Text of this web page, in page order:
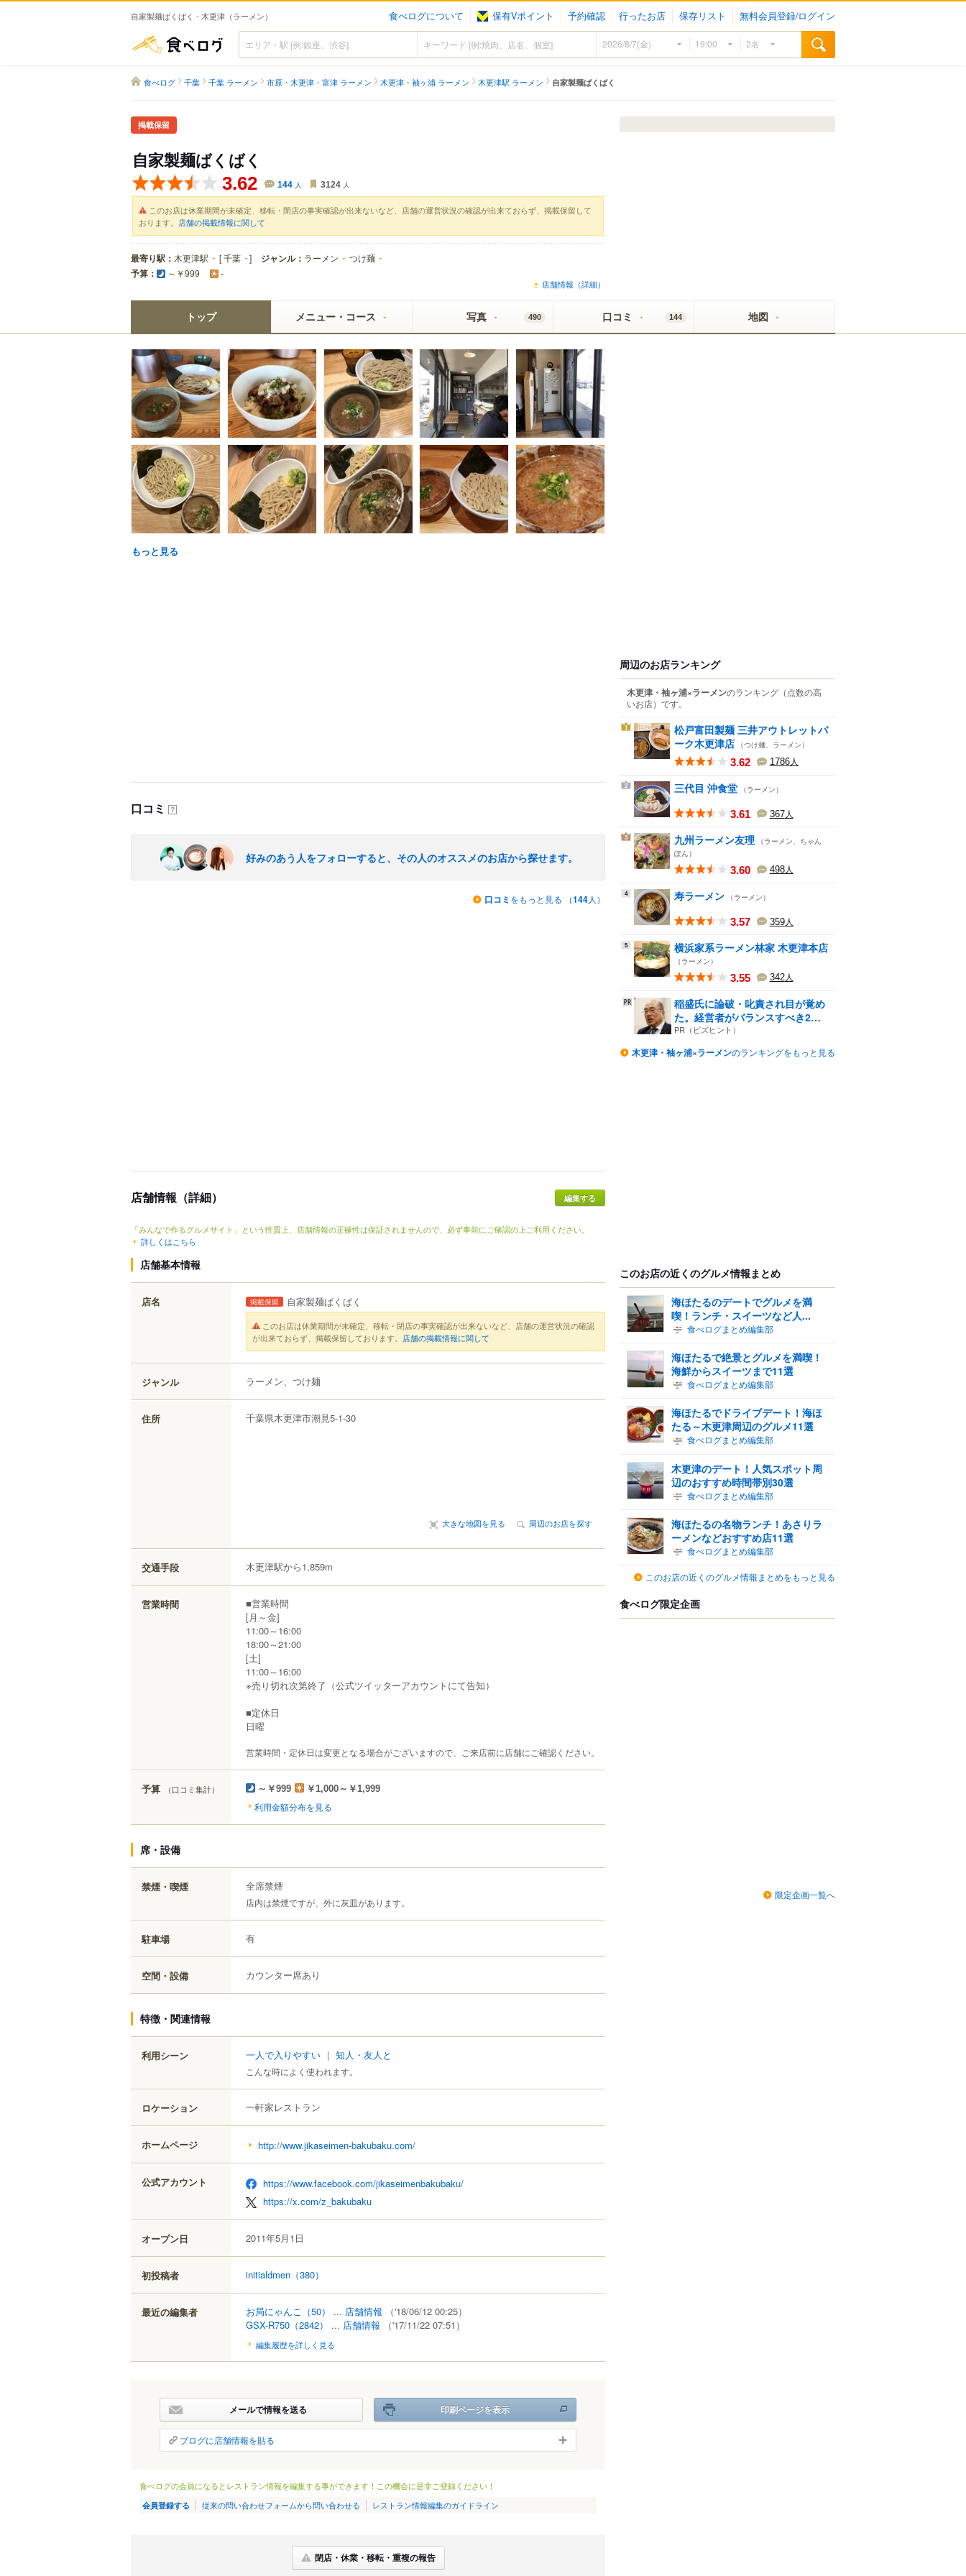
自家製麺ばくばく - 木更津（ラーメン） 食べログについて 保有Vポイント 予約確認 行ったお店 保存リスト 無料会員登録/ログイン
食べログ
食べログ 千葉 千葉 ラーメン 市原・木更津・富津 ラーメン 木更津・袖ヶ浦 ラーメン 木更津駅 ラーメン 自家製麺ばくばく
掲載保留
自家製麺ばくばく
3.62 144 人 3124 人
このお店は休業期間が未確定、移転・閉店の事実確認が出来ないなど、店舗の運営状況の確認が出来ておらず、掲載保留して
おります。 店舗の掲載情報に関して
最寄り駅： 木更津駅 [千葉 ] ジャンル： ラーメン つけ麺
予算： ～￥999 -
店舗情報（詳細）
トップ メニュー・コース 写真 490 口コミ 144 地図
もっと見る
口コミ ？
好みのあう人をフォローすると、その人のオススメのお店から探せます。
口コミ をもっと見る （144人）
店舗情報（詳細）
「みんなで作るグルメサイト」という性質上、店舗情報の正確性は保証されませんので、必ず事前にご確認の上ご利用ください。
詳しくはこちら
店舗基本情報
店名 掲載保留 自家製麺ばくばく
このお店は休業期間が未確定、移転・閉店の事実確認が出来ないなど、店舗の運営状況の確認
が出来ておらず、掲載保留しております。 店舗の掲載情報に関して
ジャンル ラーメン、つけ麺
住所 千葉県木更津市潮見5-1-30
大きな地図を見る 周辺のお店を探す
交通手段 木更津駅から1,859m
営業時間
■営業時間
[月～金]
11:00～16:00
18:00～21:00
[土]
11:00～16:00
※売り切れ次第終了（公式ツイッターアカウントにて告知）
■定休日
日曜
営業時間・定休日は変更となる場合がございますので、ご来店前に店舗にご確認ください。
予算 （口コミ集計） ～￥999 ￥1,000～￥1,999
利用金額分布を見る
席・設備
禁煙・喫煙 全席禁煙
店内は禁煙ですが、外に灰皿があります。
駐車場 有
空間・設備 カウンター席あり
特徴・関連情報
利用シーン 一人で入りやすい ｜ 知人・友人と
こんな時によく使われます。
ロケーション 一軒家レストラン
ホームページ http://www.jikaseimen-bakubaku.com/
公式アカウント
https://www.facebook.com/jikaseimenbakubaku/
https://x.com/z_bakubaku
オープン日 2011年5月1日
初投稿者 initialdmen （380）
最近の編集者 お局にゃんこ （50） ... 店舗情報
（'18/06/12 00:25）
GSX-R750 （2842） ... 店舗情報 （'17/11/22 07:51）
編集履歴を詳しく見る
メールで情報を送る 印刷ページを表示
ブログに店舗情報を貼る
食べログの会員になるとレストラン情報を編集する事ができます！この機会に是非ご登録ください！
会員登録する 従来の問い合わせフォームから問い合わせる レストラン情報編集のガイドライン
閉店・休業・移転・重複の報告
周辺のお店ランキング
木更津・袖ヶ浦×ラーメンのランキング （点数の高
いお店） です。
1
松戸富田製麺 三井アウトレットパ
ーク木更津店 （つけ麺、ラーメン）
3.62 1786人
2 三代目 沖食堂 （ラーメン）
3.61 367人
3 九州ラーメン友理 （ラーメン、ちゃん
ぽん）
3.60 498人
4 寿ラーメン （ラーメン）
3.57 359人
5 横浜家系ラーメン林家 木更津本店
（ラーメン）
3.55 342人
稲盛氏に論破・叱責され目が覚め
た。経営者がバランスすべき2
つ...
PR（ビズヒント）
木更津・袖ヶ浦×ラーメンのランキングをもっと見る
このお店の近くのグルメ情報まとめ
海ほたるのデートでグルメを満
喫！ランチ・スイーツなど人...
食べログまとめ編集部
海ほたるで絶景とグルメを満喫！
海鮮からスイーツまで11選
食べログまとめ編集部
海ほたるでドライブデート！海ほ
たる～木更津周辺のグルメ11選
食べログまとめ編集部
木更津のデート！人気スポット周
辺のおすすめ時間帯別30選
食べログまとめ編集部
海ほたるの名物ランチ！あさりラ
ーメンなどおすすめ店11選
食べログまとめ編集部
このお店の近くのグルメ情報まとめをもっと見る
食べログ限定企画
限定企画一覧へ